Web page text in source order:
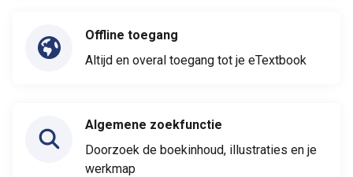
Offline toegang
Altijd en overal toegang tot je eTextbook
Algemene zoekfunctie
Doorzoek de boekinhoud, illustraties en je
werkmap